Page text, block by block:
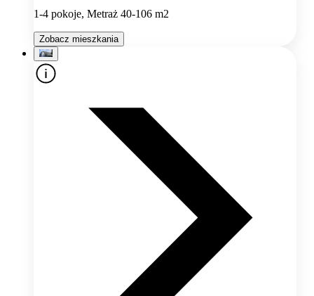
1-4 pokoje, Metraż 40-106 m2
Zobacz mieszkania